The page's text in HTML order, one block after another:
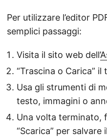
Per utilizzare l’editor
semplici passaggi:
Visita il sito web dell’
“Trascina o Carica” il
Usa gli strumenti di
testo, immagini o
Una volta terminato,
“Scarica” per